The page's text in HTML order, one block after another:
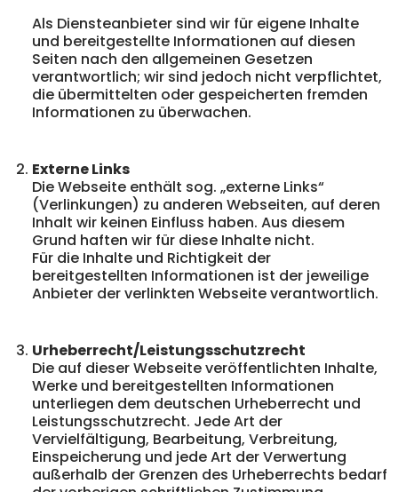
Als Diensteanbieter sind wir für eigene Inhalte
und bereitgestellte Informationen auf diesen
Seiten nach den allgemeinen Gesetzen
verantwortlich; wir sind jedoch nicht verpflichtet,
die übermittelten oder gespeicherten fremden
Informationen zu überwachen.
Externe Links
Die Webseite enthält sog. „externe Links“
(Verlinkungen) zu anderen Webseiten, auf deren
Inhalt wir keinen Einfluss haben. Aus diesem
Grund haften wir für diese Inhalte nicht.
Für die Inhalte und Richtigkeit der
bereitgestellten Informationen ist der jeweilige
Anbieter der verlinkten Webseite verantwortlich.
Urheberrecht/Leistungsschutzrecht
Die auf dieser Webseite veröffentlichten Inhalte,
Werke und bereitgestellten Informationen
unterliegen dem deutschen Urheberrecht und
Leistungsschutzrecht. Jede Art der
Vervielfältigung, Bearbeitung, Verbreitung,
Einspeicherung und jede Art der Verwertung
außerhalb der Grenzen des Urheberrechts bedarf